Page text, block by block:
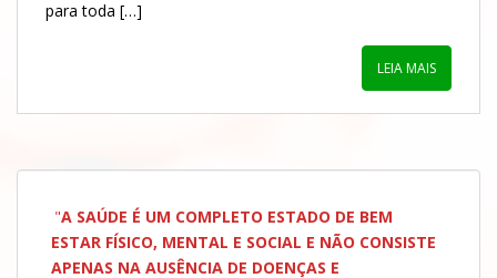
para toda […]
LEIA MAIS
"A SAÚDE É UM COMPLETO ESTADO DE BEM
ESTAR FÍSICO, MENTAL E SOCIAL E NÃO CONSISTE
APENAS NA AUSÊNCIA DE DOENÇAS E